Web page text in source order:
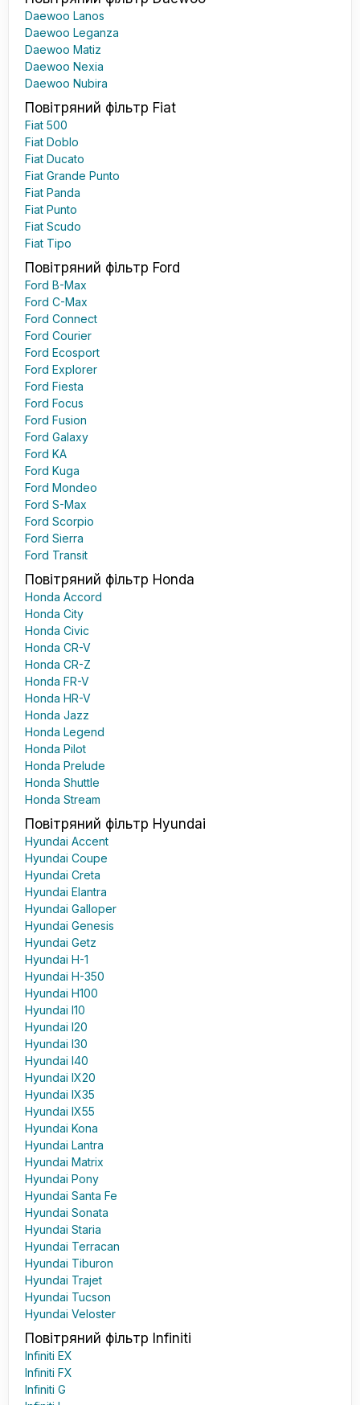
Daewoo Lanos
Daewoo Leganza
Daewoo Matiz
Daewoo Nexia
Daewoo Nubira
Повітряний фільтр Fiat
Fiat 500
Fiat Doblo
Fiat Ducato
Fiat Grande Punto
Fiat Panda
Fiat Punto
Fiat Scudo
Fiat Tipo
Повітряний фільтр Ford
Ford B-Max
Ford C-Max
Ford Connect
Ford Courier
Ford Ecosport
Ford Explorer
Ford Fiesta
Ford Focus
Ford Fusion
Ford Galaxy
Ford KA
Ford Kuga
Ford Mondeo
Ford S-Max
Ford Scorpio
Ford Sierra
Ford Transit
Повітряний фільтр Honda
Honda Accord
Honda City
Honda Civic
Honda CR-V
Honda CR-Z
Honda FR-V
Honda HR-V
Honda Jazz
Honda Legend
Honda Pilot
Honda Prelude
Honda Shuttle
Honda Stream
Повітряний фільтр Hyundai
Hyundai Accent
Hyundai Coupe
Hyundai Creta
Hyundai Elantra
Hyundai Galloper
Hyundai Genesis
Hyundai Getz
Hyundai H-1
Hyundai H-350
Hyundai H100
Hyundai I10
Hyundai I20
Hyundai I30
Hyundai I40
Hyundai IX20
Hyundai IX35
Hyundai IX55
Hyundai Kona
Hyundai Lantra
Hyundai Matrix
Hyundai Pony
Hyundai Santa Fe
Hyundai Sonata
Hyundai Staria
Hyundai Terracan
Hyundai Tiburon
Hyundai Trajet
Hyundai Tucson
Hyundai Veloster
Повітряний фільтр Infiniti
Infiniti EX
Infiniti FX
Infiniti G